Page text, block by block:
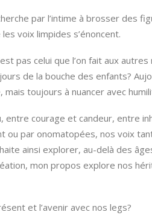
par l’intime à brosser des
voix limpides s’énoncent.
pas celui que l’on fait aux
de la bouche des enfants?
toujours à nuancer avec
entre courage et candeur, entre
ou par onomatopées, nos voix
ainsi explorer, au-delà des
mon propos explore nos
et l’avenir avec nos legs?